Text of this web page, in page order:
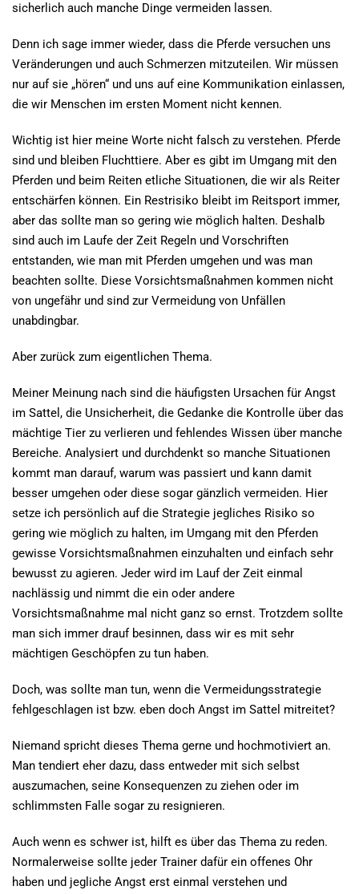
sicherlich auch manche Dinge vermeiden lassen.
Denn ich sage immer wieder, dass die Pferde versuchen uns
Veränderungen und auch Schmerzen mitzuteilen. Wir müssen
nur auf sie „hören“ und uns auf eine Kommunikation einlassen,
die wir Menschen im ersten Moment nicht kennen.
Wichtig ist hier meine Worte nicht falsch zu verstehen. Pferde
sind und bleiben Fluchttiere. Aber es gibt im Umgang mit den
Pferden und beim Reiten etliche Situationen, die wir als Reiter
entschärfen können. Ein Restrisiko bleibt im Reitsport immer,
aber das sollte man so gering wie möglich halten. Deshalb
sind auch im Laufe der Zeit Regeln und Vorschriften
entstanden, wie man mit Pferden umgehen und was man
beachten sollte. Diese Vorsichtsmaßnahmen kommen nicht
von ungefähr und sind zur Vermeidung von Unfällen
unabdingbar.
Aber zurück zum eigentlichen Thema.
Meiner Meinung nach sind die häufigsten Ursachen für Angst
im Sattel, die Unsicherheit, die Gedanke die Kontrolle über das
mächtige Tier zu verlieren und fehlendes Wissen über manche
Bereiche. Analysiert und durchdenkt so manche Situationen
kommt man darauf, warum was passiert und kann damit
besser umgehen oder diese sogar gänzlich vermeiden. Hier
setze ich persönlich auf die Strategie jegliches Risiko so
gering wie möglich zu halten, im Umgang mit den Pferden
gewisse Vorsichtsmaßnahmen einzuhalten und einfach sehr
bewusst zu agieren. Jeder wird im Lauf der Zeit einmal
nachlässig und nimmt die ein oder andere
Vorsichtsmaßnahme mal nicht ganz so ernst. Trotzdem sollte
man sich immer drauf besinnen, dass wir es mit sehr
mächtigen Geschöpfen zu tun haben.
Doch, was sollte man tun, wenn die Vermeidungsstrategie
fehlgeschlagen ist bzw. eben doch Angst im Sattel mitreitet?
Niemand spricht dieses Thema gerne und hochmotiviert an.
Man tendiert eher dazu, dass entweder mit sich selbst
auszumachen, seine Konsequenzen zu ziehen oder im
schlimmsten Falle sogar zu resignieren.
Auch wenn es schwer ist, hilft es über das Thema zu reden.
Normalerweise sollte jeder Trainer dafür ein offenes Ohr
haben und jegliche Angst erst einmal verstehen und